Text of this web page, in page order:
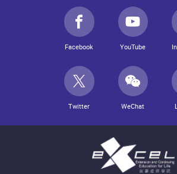
Facebook YouTube
Twitter WeChat